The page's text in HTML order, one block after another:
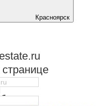
Красноярск